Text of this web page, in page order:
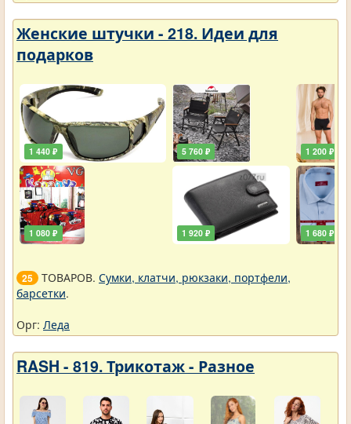
Женские штучки - 218. Идеи для
подарков
1 440 ₽
1 080 ₽
5 760 ₽
1 920 ₽
1 200 ₽
1 680 ₽
25 ТОВАРОВ. Сумки, клатчи, рюкзаки, портфели,
барсетки.
Орг: Леда
RASH - 819. Трикотаж - Разное